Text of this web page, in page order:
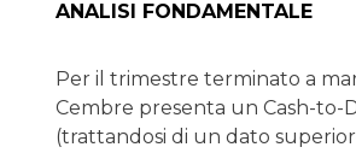
ANALISI FONDAMENTALE
Per il trimestre terminato a
Cembre presenta un Cash-to-
(trattandosi di un dato